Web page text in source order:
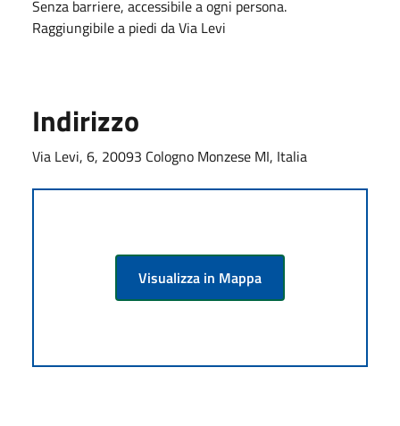
Senza barriere, accessibile a ogni persona.
Raggiungibile a piedi da Via Levi
Indirizzo
Via Levi, 6, 20093 Cologno Monzese MI, Italia
Visualizza in Mappa